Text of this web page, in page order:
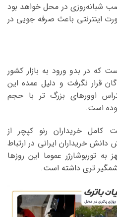
شبانه‌روزی در محل خواهد بود
اینترنتی باعث صرفه جویی در
که در بدو ورود به بازار کشور
قرار نگرفت و دلیل عمده این
اوورهای بزرگ تر با حجم
کامل خریداران رنو کپچر از
خریداران ایرانی در ارتباط
توربوشارژر عموما این روزها
تری داشته است.
نمایشگر
ویدیو